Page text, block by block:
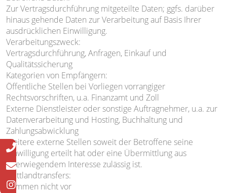
Zur Vertragsdurchführung mitgeteilte Daten; ggfs. darüber
hinaus gehende Daten zur Verarbeitung auf Basis Ihrer
ausdrücklichen Einwilligung.
Verarbeitungszweck:
Vertragsdurchführung, Anfragen, Einkauf und
Qualitätssicherung
Kategorien von Empfängern:
Öffentliche Stellen bei Vorliegen vorrangiger
Rechtsvorschriften, u.a. Finanzamt und Zoll
Externe Dienstleister oder sonstige Auftragnehmer, u.a. zur
Datenverarbeitung und Hosting, Buchhaltung und
Zahlungsabwicklung
Weitere externe Stellen soweit der Betroffene seine
Einwilligung erteilt hat oder eine Übermittlung aus
überwiegendem Interesse zulässig ist.
Drittlandtransfers:
Kommen nicht vor